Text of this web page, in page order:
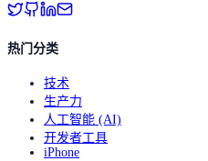
热门分类
技术
生产力
人工智能 (AI)
开发者工具
iPhone